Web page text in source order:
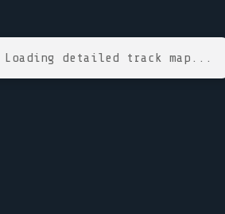
Loading detailed track map...